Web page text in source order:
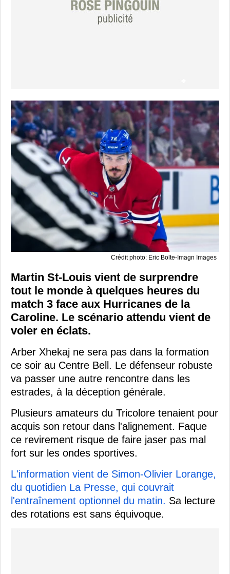
Crédit photo: Eric Bolte-Imagn Images
Martin St-Louis vient de surprendre
tout le monde à quelques heures du
match 3 face aux Hurricanes de la
Caroline. Le scénario attendu vient de
voler en éclats.
Arber Xhekaj ne sera pas dans la formation
ce soir au Centre Bell. Le défenseur robuste
va passer une autre rencontre dans les
estrades, à la déception générale.
Plusieurs amateurs du Tricolore tenaient pour
acquis son retour dans l'alignement. Faque
ce revirement risque de faire jaser pas mal
fort sur les ondes sportives.
L'information vient de Simon-Olivier Lorange,
du quotidien La Presse, qui couvrait
l'entraînement optionnel du matin. Sa lecture
des rotations est sans équivoque.